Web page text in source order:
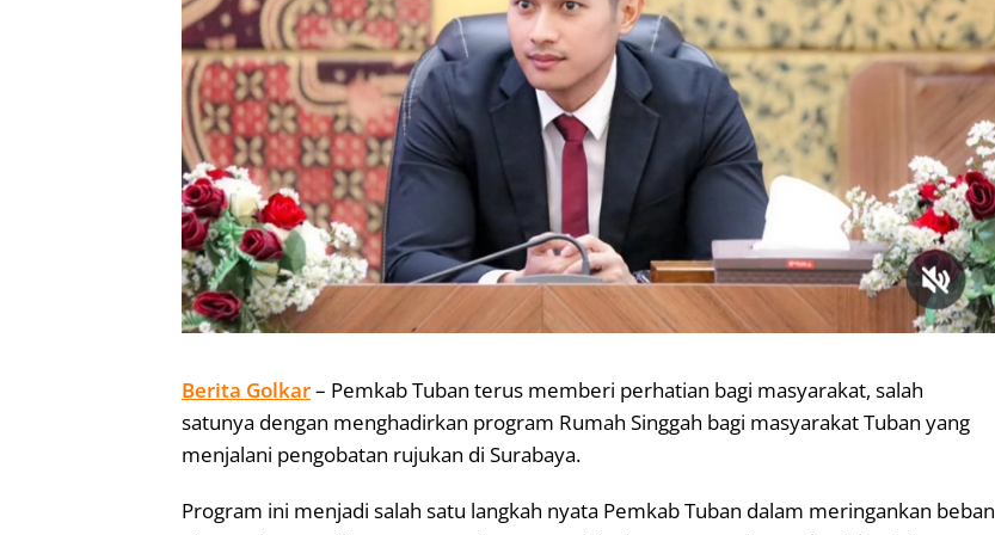
Berita Golkar– Pemkab Tuban terus memberi perhatian bagi masyarakat, salah
satunya dengan menghadirkan program Rumah Singgah bagi masyarakat Tuban yang
menjalani pengobatan rujukan di Surabaya.
‎Program ini menjadi salah satu langkah nyata Pemkab Tuban dalam meringankan beban